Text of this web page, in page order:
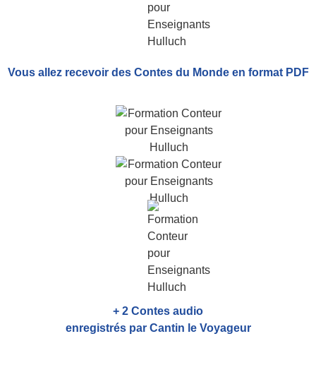
Vous allez recevoir des Contes du Monde en format PDF
+ 2 Contes audio
enregistrés par Cantin le Voyageur